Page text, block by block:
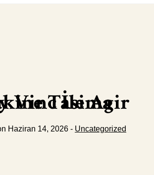
İle Agir Makine Tasima
Haziran 14, 2026 - Uncategorized